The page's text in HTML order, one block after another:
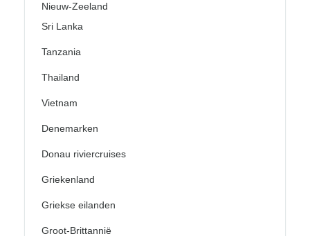
Nieuw-Zeeland
Sri Lanka
Tanzania
Thailand
Vietnam
Denemarken
Donau riviercruises
Griekenland
Griekse eilanden
Groot-Brittannië